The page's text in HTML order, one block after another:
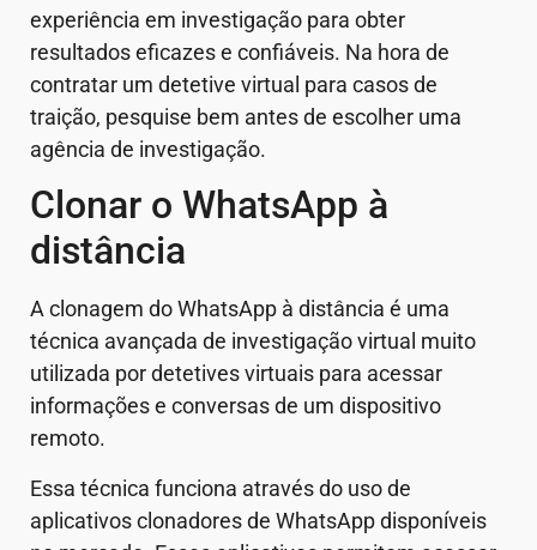
experiência em investigação para obter
resultados eficazes e confiáveis. Na hora de
contratar um detetive virtual para casos de
traição, pesquise bem antes de escolher uma
agência de investigação.
Clonar o WhatsApp à
distância
A clonagem do WhatsApp à distância é uma
técnica avançada de investigação virtual muito
utilizada por detetives virtuais para acessar
informações e conversas de um dispositivo
remoto.
Essa técnica funciona através do uso de
aplicativos clonadores de WhatsApp disponíveis